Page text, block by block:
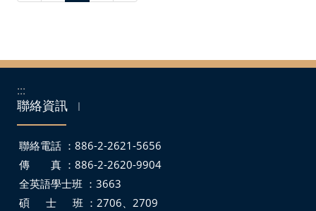
Facebook
:::
聯絡資訊 ｜
聯絡電話 ：886-2-2621-5656
傳 真 ：886-2-2620-9904
全英語學士班 ：3663
碩 士 班 ：2706、2709